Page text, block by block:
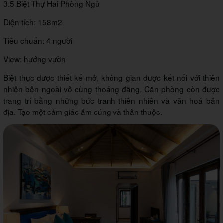
3.5 Biệt Thự Hai Phòng Ngủ
Diện tích: 158m2
Tiêu chuẩn: 4 người
View: hướng vườn
Biệt thực được thiết kế mở, không gian được kết nối với thiên
nhiên bên ngoài vô cùng thoáng đãng. Căn phòng còn được
trang trí bằng những bức tranh thiên nhiên và văn hoá bản
địa. Tạo một cảm giác ấm cúng và thân thuộc.